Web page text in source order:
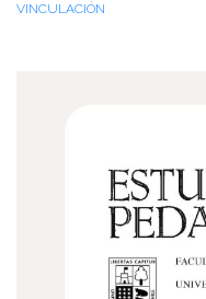
VINCULACIÓN